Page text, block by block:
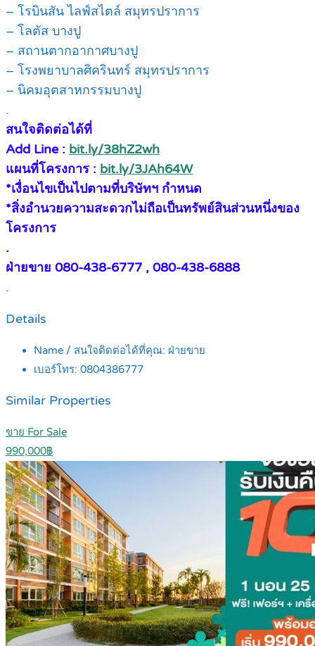
– โรบินสัน ไลฟ์สไตล์ สมุทรปราการ
– โลตัส บางปู
– สถานตากอากาศบางปู
– โรงพยาบาลศิครินทร์ สมุทรปราการ
– นิคมอุตสาหกรรมบางปู
.
สนใจติดต่อได้ที่
Add Line : bit.ly/38hZ2wh
แผนที่โครงการ : bit.ly/3JAh64W
*เงื่อนไขเป็นไปตามที่บริษัทฯ กำหนด
*สิ่งอำนวยความสะดวกไม่ถือเป็นทรัพย์สินส่วนหนึ่งของ
โครงการ
.
ฝ่ายขาย 080-438-6777 , 080-438-6888
.
Details
Name / สนใจติดต่อได้ที่คุณ: ฝ่ายขาย
เบอร์โทร: 0804386777
Similar Properties
ขาย For Sale
990,000฿